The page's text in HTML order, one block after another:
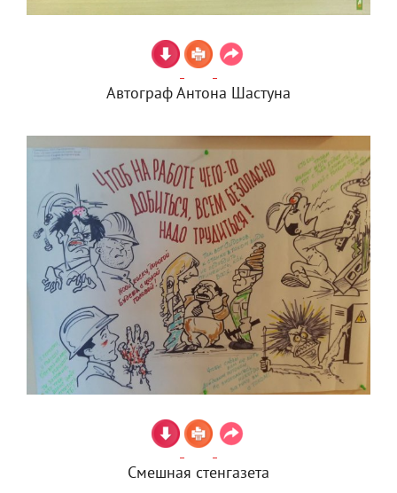
Автограф Антона Шастуна
Смешная стенгазета